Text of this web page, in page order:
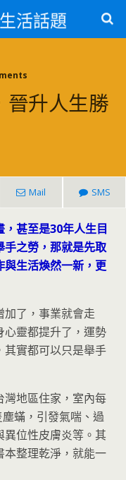
活話題
晉升人生勝
Mail SMS
甚至是30年人生目
手之勞，那就是先取
與生活煥然一新，更
了，事業就會走
心靈都提升了，運勢
其實都可以只是舉手
灣地區住家，室內每
蟎，引發氣喘、過
異位性皮膚炎等。其
本整理乾淨，就能一